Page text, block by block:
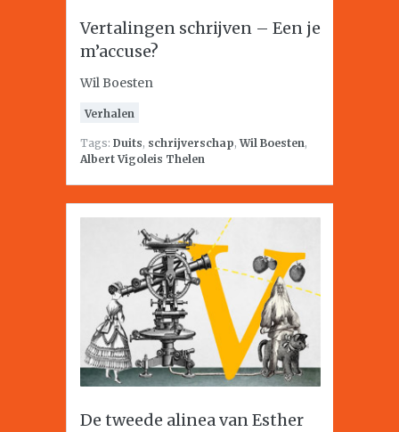
Vertalingen schrijven – Een je
m’accuse?
Wil Boesten
Verhalen
Tags: Duits, schrijverschap,Wil Boesten,
Albert Vigoleis Thelen
De tweede alinea van Esther